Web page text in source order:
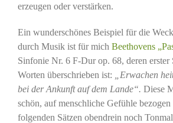
erzeugen oder verstärken.
Ein wunderschönes Beispiel für die
durch Musik ist für mich Beethovens
Sinfonie Nr. 6 F-Dur op. 68, deren erster
Worten überschrieben ist:
„Erwachen
bei der Ankunft auf dem Lande“. Diese
schön, auf menschliche Gefühle
folgenden Sätzen obendrein noch